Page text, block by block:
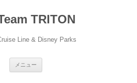
TRITON
Line & Disney Parks
メニュー